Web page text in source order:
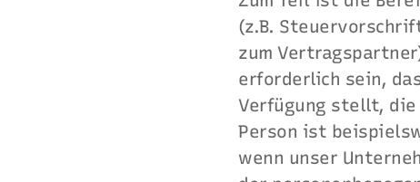
(z.B.
zum
erforderlich sein,
Verfügung stellt,
Person ist
wenn unser